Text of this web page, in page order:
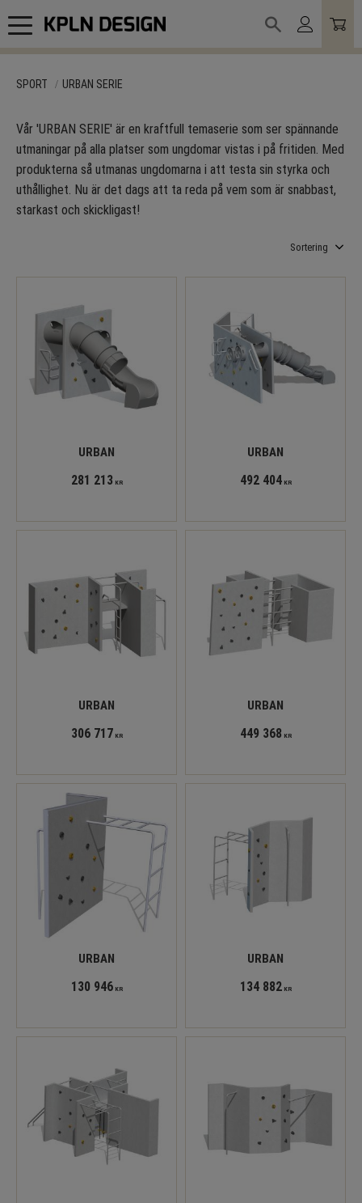
Meny
SPORT URBAN SERIE
Vår 'URBAN SERIE' är en kraftfull temaserie som ser spännande
utmaningar på alla platser som ungdomar vistas i på fritiden. Med
produkterna så utmanas ungdomarna i att testa sin styrka och
uthållighet. Nu är det dags att ta reda på vem som är snabbast,
starkast och skickligast!
URBAN
281 213 KR
URBAN
492 404KR
URBAN
306 717 KR
URBAN
449 368 KR
URBAN
130 946KR
URBAN
134 882KR